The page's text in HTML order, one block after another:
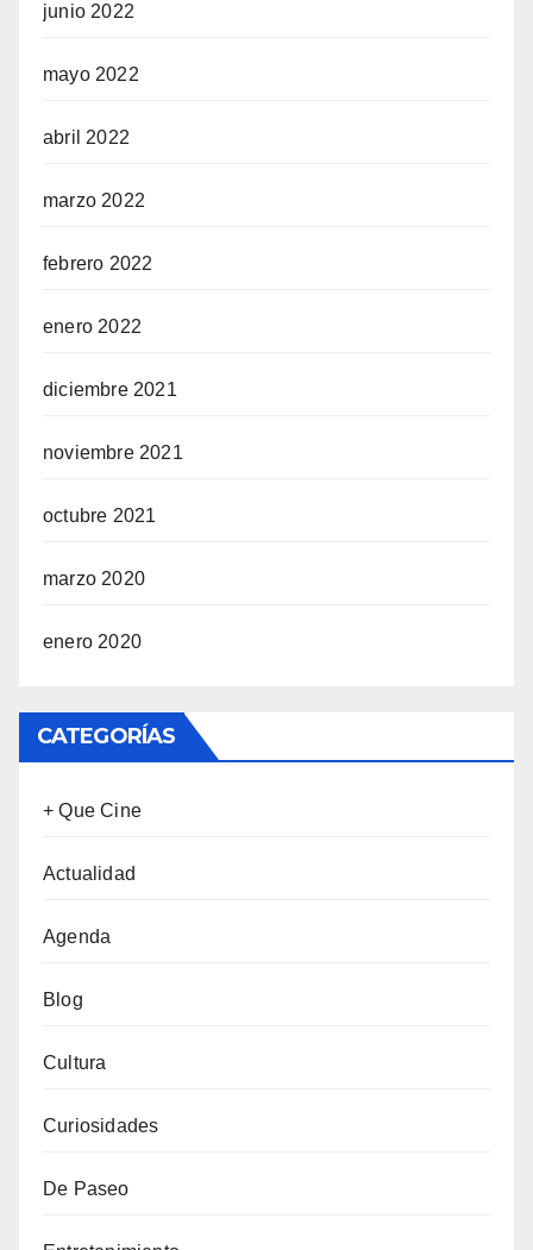
junio 2022
mayo 2022
abril 2022
marzo 2022
febrero 2022
enero 2022
diciembre 2021
noviembre 2021
octubre 2021
marzo 2020
enero 2020
CATEGORÍAS
+ Que Cine
Actualidad
Agenda
Blog
Cultura
Curiosidades
De Paseo